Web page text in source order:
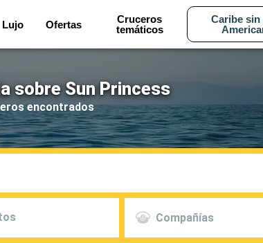
Lujo Ofertas
Cruceros
temáticos
Caribe sin
sobre Sun Princess
encontrados
Compañías